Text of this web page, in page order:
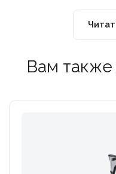
Ширина (фронтальный
(фронтальный вид) с
больше подходят тем,
(фронтальный вид) с
оправы: 6,0см. Длина
Вам